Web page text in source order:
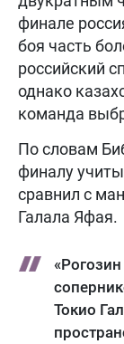
финале
боя часть
российский
однако
команда
По словам
финалу
сравнил с
Галала Яфая.
Токио